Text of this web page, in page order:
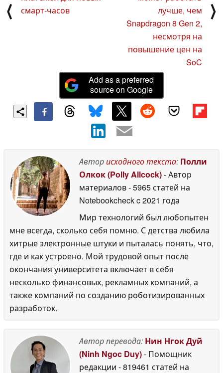
⟨
смарт-часов
лучше, чем
Snapdragon 8 Gen 2,
несмотря на
повышение цен на
SoC
⟩
Add as a preferred
source on Google
Авторисходного текста: Полли
Олкок (Polly Allcock)- Автор
материалов- 5965 статей на
Notebookcheckc 2021 года
Мир технологий был любопытен
мне всегда, сколько себя помню. С детства любила
хитрые электронные штуки и пыталась понять, что,
где и как устроено. Мой трудовой опыт после
окончания университета включает в себя
несколько финансовых, рекламных компаний, а
также компаний по созданию роботизированных
разработок.
Автор перевода: Нин Нгок Дуй
(Ninh Ngoc Duy)- Помощник
редакции - 819461 статей на